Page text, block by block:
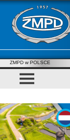
ZMPD w POLSCE